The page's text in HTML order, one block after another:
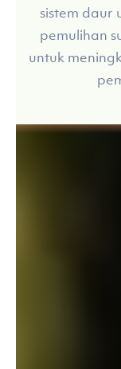
sistem daur
pemulihan
untuk